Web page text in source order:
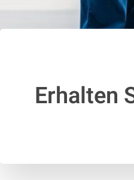
Erhalten